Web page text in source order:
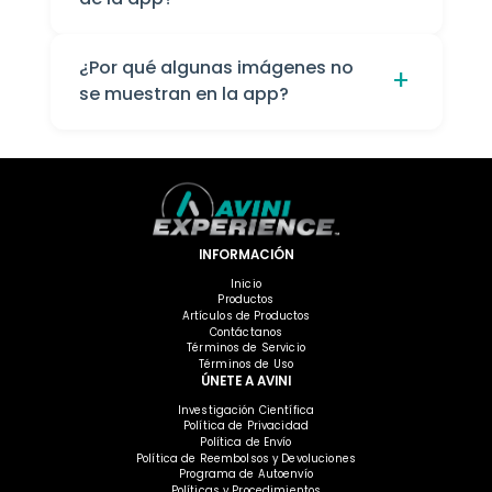
compartido un elemento compartible.
La primera vez que haces clic en el botón
La primera vez que creas un smart link para
un contacto específico.
¿Por qué algunas imágenes no
se muestran en la app?
+
botón de “office” del back office que no se
muestra debajo de los enlaces de negocio
y estamos trabajando en ello. Si faltan
otras imágenes, podría ser por
configuraciones de tu teléfono que no lo
INFORMACIÓN
Inicio
Productos
Artículos de Productos
Contáctanos
Términos de Servicio
Términos de Uso
ÚNETE A AVINI
Investigación Científica
Política de Privacidad
Política de Envío
Política de Reembolsos y Devoluciones
Programa de Autoenvío